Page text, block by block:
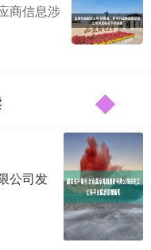
商信息涉
公司发